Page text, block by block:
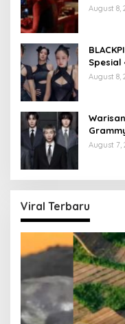
August 8,
Spesial
August 8,
August 7,
Viral Terbaru